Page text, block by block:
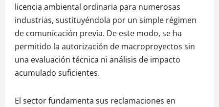
licencia ambiental ordinaria para numerosas
industrias, sustituyéndola por un simple régimen
de comunicación previa. De este modo, se ha
permitido la autorización de macroproyectos sin
una evaluación técnica ni análisis de impacto
acumulado suficientes.
El sector fundamenta sus reclamaciones en